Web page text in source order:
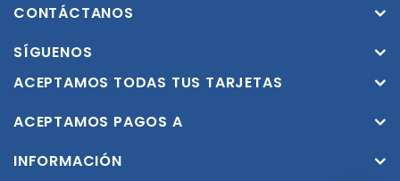
CONTÁCTANOS
SÍGUENOS
ACEPTAMOS TODAS TUS TARJETAS
ACEPTAMOS PAGOS A
INFORMACIÓN